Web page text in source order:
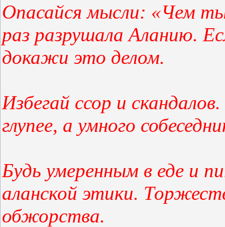
Опасайся мысли: «Чем
раз разрушала Аланию.
докажи это делом.
Избегай ссор и
глупее, а умного
Будь умеренным в еде и
аланской этики.
обжорства.